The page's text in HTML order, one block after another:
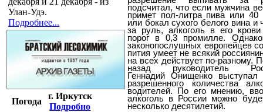
Улан-Удэ.
Подробнее...
Погода
г. Иркутск
Подробно
подсчитал, что если мужчина
примет пол-литра пива или 40
или бокал сухого белого вина и
за руль, алкоголь в его
порог в 0,3 промилле.
законопослушных европейцев
пития умеет не всякий
на всех действует по-разному.
назад руководитель
Геннадий Онищенко выступал
разрешенного количества
водителей. По его мнению,
алкоголь в России можно
несколько десятилетий.